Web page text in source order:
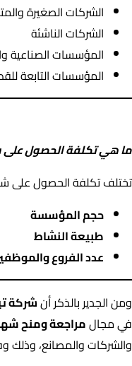
الشركات الصغيرة
الشركات الناشئة
المؤسسات الصناعية
المؤسسات التابعة
ما هي تكلفة الحصول على
تختلف تكلفة الحصول على شهادة
حجم المؤسسة
طبيعة النشاط
عدد الفروع
ومن الجدير بالذكر أنشركة
في مجالمراجعة ومنح
والشركات والمصانع، وذلك